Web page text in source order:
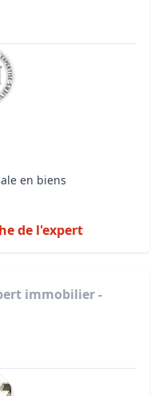
en biens
de l'expert
immobilier -